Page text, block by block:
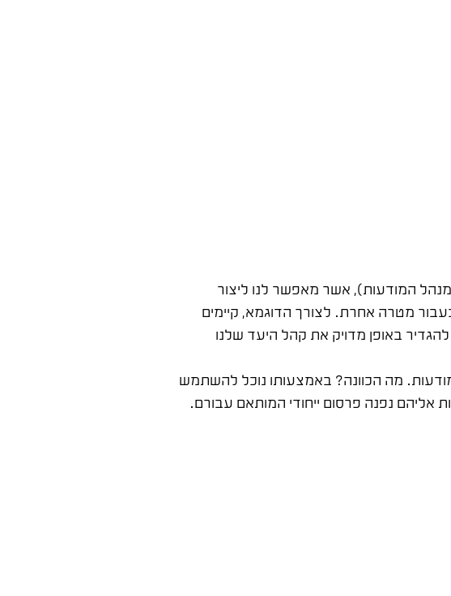
המודעות), אשר מאפשר לנו ליצור
מטרה אחרת. לצורך הדוגמא, קיימים
להגדיר באופן מדויק את קהל היעד שלנו
מה הכוונה? באמצעותו נוכל להשתמש
נפנה פרסום ייחודי המותאם עבורם.